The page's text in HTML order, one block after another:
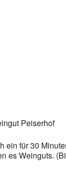
Peiserhof
für 30
es Weinguts.